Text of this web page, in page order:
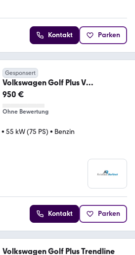
Kontakt Parken
Gesponsert
Volkswagen Golf Plus V
Trendline*KLIMA*RADIO*PDC*
950 €
Ohne Bewertung
• 55 kW (75 PS) • Benzin
Kontakt Parken
Volkswagen Golf Plus Trendline